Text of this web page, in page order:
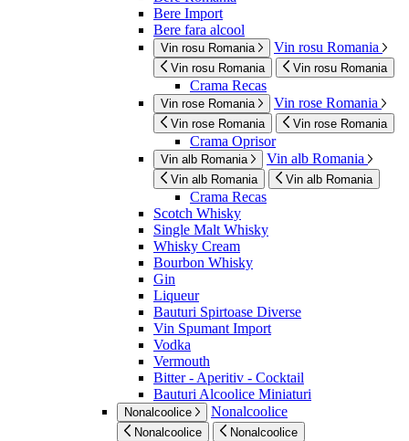
Bere Import
Bere fara alcool
Vin rosu Romania Vin rosu Romania
Vin rosu Romania Vin rosu Romania
Crama Recas
Vin rose Romania Vin rose Romania
Vin rose Romania Vin rose Romania
Crama Oprisor
Vin alb Romania Vin alb Romania
Vin alb Romania Vin alb Romania
Crama Recas
Scotch Whisky
Single Malt Whisky
Whisky Cream
Bourbon Whisky
Gin
Liqueur
Bauturi Spirtoase Diverse
Vin Spumant Import
Vodka
Vermouth
Bitter - Aperitiv - Cocktail
Bauturi Alcoolice Miniaturi
Nonalcoolice Nonalcoolice
Nonalcoolice Nonalcoolice